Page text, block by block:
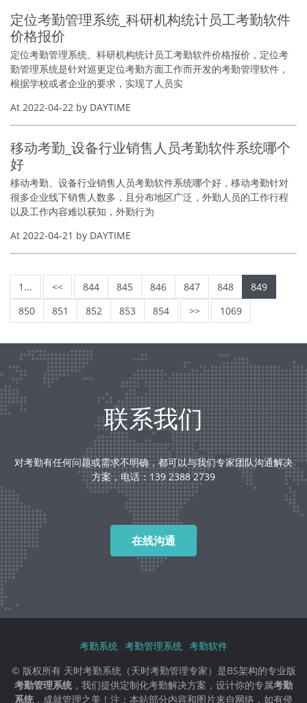
定位考勤管理系统_科研机构统计员工考勤软件
价格报价
定位考勤管理系统、科研机构统计员工考勤软件价格报价，定位考
勤管理系统是针对巡更定位考勤方面工作而开发的考勤管理软件，
根据学校或者企业的要求，实现了人员实
At 2022-04-22 by DAYTIME
移动考勤_设备行业销售人员考勤软件系统哪个
好
移动考勤、设备行业销售人员考勤软件系统哪个好，移动考勤针对
很多企业线下销售人数多，且分布地区广泛，外勤人员的工作行程
以及工作内容难以获知，外勤行为
At 2022-04-21 by DAYTIME
1... << 844 845 846 847 848
849
850
851 852 853 854 >> 1069
联系我们
对考勤有任何问题或需求不明确，都可以与我们专家团队沟通解决
方案，电话：139 2388 2739
在线沟通
考勤系统 考勤管理系统 考勤软件
© 版权所有 天时考勤系统（天时考勤管理专家）是BS架构的专业版
考勤管理系统，我们提供定制化考勤解决方案，设计你的专属考勤
系统，成就管理之美！注：本站部分内容和图片来自网络，如有侵